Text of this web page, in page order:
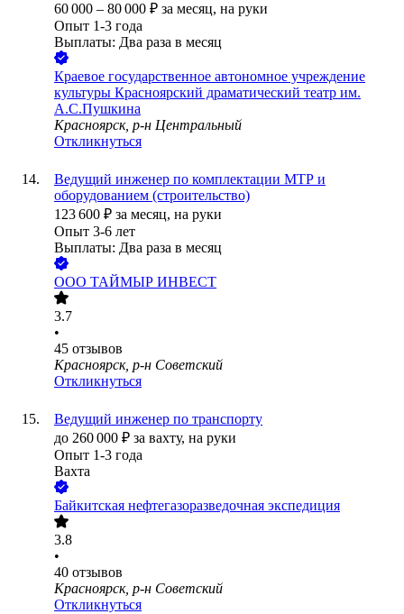
60 000 – 80 000 ₽ за месяц, на руки
Опыт 1-3 года
Выплаты: Два раза в месяц
Краевое государственное автономное учреждение
культуры Красноярский драматический театр им.
А.С.Пушкина
Красноярск, р-н Центральный
Откликнуться
Ведущий инженер по комплектации МТР и
оборудованием (строительство)
123 600 ₽ за месяц, на руки
Опыт 3-6 лет
Выплаты: Два раза в месяц
ООО ТАЙМЫР ИНВЕСТ
3.7
•
45 отзывов
Красноярск, р-н Советский
Откликнуться
Ведущий инженер по транспорту
до 260 000 ₽ за вахту, на руки
Опыт 1-3 года
Вахта
Байкитская нефтегазоразведочная экспедиция
3.8
•
40 отзывов
Красноярск, р-н Советский
Откликнуться